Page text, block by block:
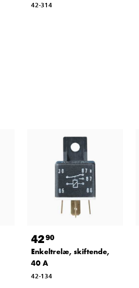
42-314
4290
Enkeltrelæ, skiftende,
40 A
42-134